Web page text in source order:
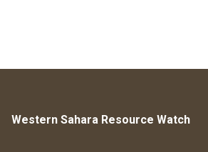
Western Sahara Resource Watch